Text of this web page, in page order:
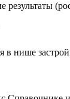
нише